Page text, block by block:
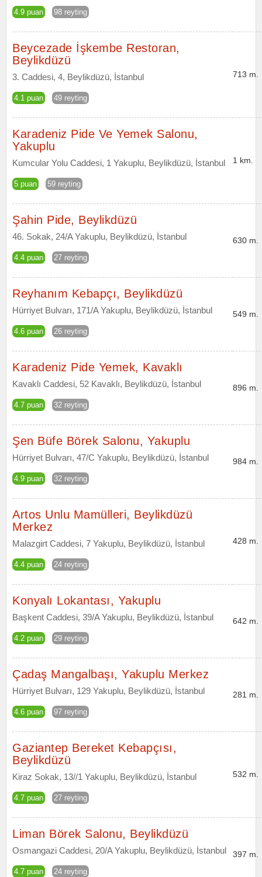
4.9 puan 98 reyting
Beycezade İşkembe Restoran,
Beylikdüzü
3. Caddesi, 4, Beylikdüzü, İstanbul
4.1 puan 49 reyting
713 m.
Karadeniz Pide Ve Yemek Salonu,
Yakuplu
Kumcular Yolu Caddesi, 1 Yakuplu, Beylikdüzü, İstanbul
5 puan 59 reyting
1 km.
Şahin Pide, Beylikdüzü
46. Sokak, 24/A Yakuplu, Beylikdüzü, İstanbul
4.4 puan 27 reyting
630 m.
Reyhanım Kebapçı, Beylikdüzü
Hürriyet Bulvarı, 171/A Yakuplu, Beylikdüzü, İstanbul
4.6 puan 26 reyting
549 m.
Karadeniz Pide Yemek, Kavaklı
Kavaklı Caddesi, 52 Kavaklı, Beylikdüzü, İstanbul
4.7 puan 32 reyting
896 m.
Şen Büfe Börek Salonu, Yakuplu
Hürriyet Bulvarı, 47/C Yakuplu, Beylikdüzü, İstanbul
4.9 puan 32 reyting
984 m.
Artos Unlu Mamülleri, Beylikdüzü
Merkez
Malazgirt Caddesi, 7 Yakuplu, Beylikdüzü, İstanbul
4.4 puan 24 reyting
428 m.
Konyalı Lokantası, Yakuplu
Başkent Caddesi, 39/A Yakuplu, Beylikdüzü, İstanbul
4.2 puan 29 reyting
642 m.
Çadaş Mangalbaşı, Yakuplu Merkez
Hürriyet Bulvarı, 129 Yakuplu, Beylikdüzü, İstanbul
4.6 puan 97 reyting
281 m.
Gaziantep Bereket Kebapçısı,
Beylikdüzü
Kiraz Sokak, 13//1 Yakuplu, Beylikdüzü, İstanbul
4.7 puan 27 reyting
532 m.
Liman Börek Salonu, Beylikdüzü
Osmangazi Caddesi, 20/A Yakuplu, Beylikdüzü, İstanbul
4.7 puan 24 reyting
397 m.